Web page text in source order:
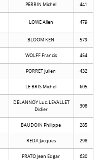
PERRIN Michel 441
LOWE Allen 479
BLOOM KEN 579
WOLFF Francis 454
PORRET Julien 432
LE BRIS Michel 605
DELANNOY Luc, LEVALLET
Didier
308
BAUDOIN Philippe 285
REDA Jacques 298
PRATO Jean Edgar 630